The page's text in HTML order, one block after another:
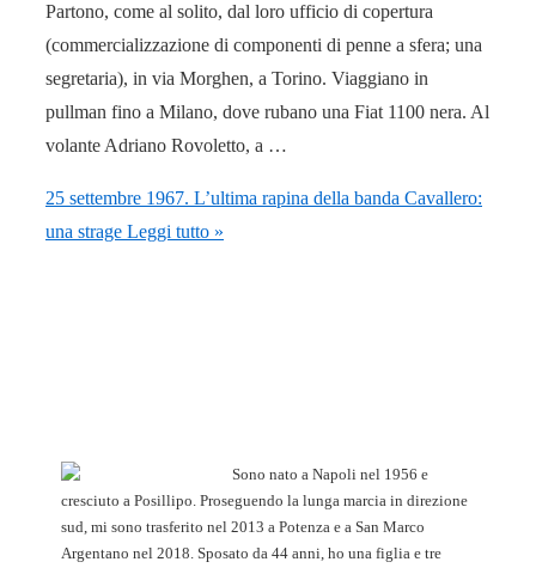
Partono, come al solito, dal loro ufficio di copertura
(commercializzazione di componenti di penne a sfera; una
segretaria), in via Morghen, a Torino. Viaggiano in
pullman fino a Milano, dove rubano una Fiat 1100 nera. Al
volante Adriano Rovoletto, a …
25 settembre 1967. L’ultima rapina della banda Cavallero:
una strage Leggi tutto »
Sono nato a Napoli nel 1956 e
cresciuto a Posillipo. Proseguendo la lunga marcia in direzione
sud, mi sono trasferito nel 2013 a Potenza e a San Marco
Argentano nel 2018. Sposato da 44 anni, ho una figlia e tre